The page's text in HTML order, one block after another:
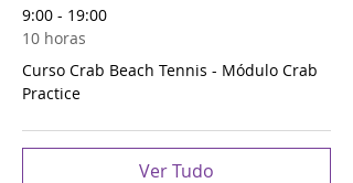
9:00 - 19:00
10 horas
Curso Crab Beach Tennis - Módulo Crab
Practice
Ver Tudo